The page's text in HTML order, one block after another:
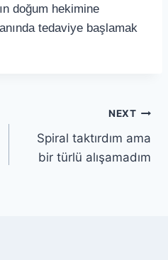
doğum hekimine
tedaviye başlamak
NEXT
Spiral taktırdım ama
bir türlü alışamadım